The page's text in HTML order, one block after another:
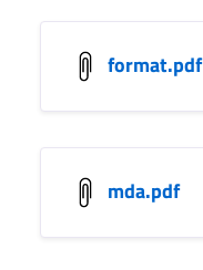
format.pdf
mda.pdf